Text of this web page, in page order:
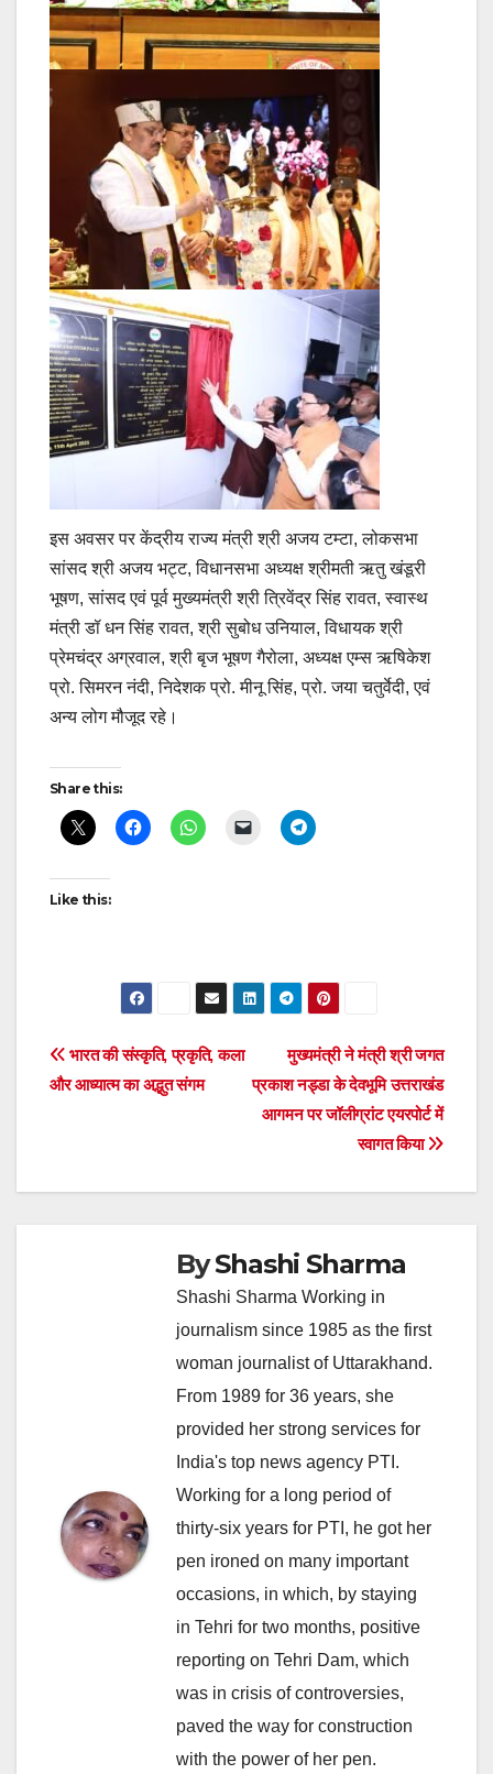
इस अवसर पर केंद्रीय राज्य मंत्री श्री अजय टम्टा, लोकसभा
सांसद श्री अजय भट्ट, विधानसभा अध्यक्ष श्रीमती ऋतु खंडूरी
भूषण, सांसद एवं पूर्व मुख्यमंत्री श्री त्रिवेंद्र सिंह रावत, स्वास्थ
मंत्री डॉ धन सिंह रावत, श्री सुबोध उनियाल, विधायक श्री
प्रेमचंद्र अग्रवाल, श्री बृज भूषण गैरोला, अध्यक्ष एम्स ऋषिकेश
प्रो. सिमरन नंदी, निदेशक प्रो. मीनू सिंह, प्रो. जया चतुर्वेदी, एवं
अन्य लोग मौजूद रहे।
Continue
Reading
Share this:
Like this:
Post
navigation
मुख्यमंत्री ने मंत्री श्री जगत
प्रकाश नड्डा के देवभूमि उत्तराखंड
आगमन पर जॉलीग्रांट एयरपोर्ट में
स्वागत किया
भारत की संस्कृति, प्रकृति, कला
और आध्यात्म का अद्भुत संगम
ByShashi Sharma
Shashi Sharma Working in
journalism since 1985 as the first
woman journalist of Uttarakhand.
From 1989 for 36 years, she
provided her strong services for
India's top news agency PTI.
Working for a long period of
thirty-six years for PTI, he got her
pen ironed on many important
occasions, in which, by staying
in Tehri for two months, positive
reporting on Tehri Dam, which
was in crisis of controversies,
paved the way for construction
with the power of her pen.